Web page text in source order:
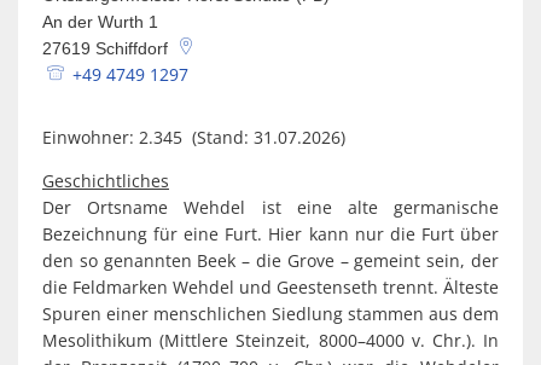
Meldeamt
Schulen
Wildschäden
Wochenmärkte
Wirtschaft
An der Wurth 1
27619 Schiffdorf
+49 4749 1297
Einwohner: 2.345 (Stand: 31.07.2026)
Geschichtliches
Der Ortsname Wehdel ist eine alte germanische
Bezeichnung für eine Furt. Hier kann nur die Furt über
den so genannten Beek – die Grove – gemeint sein, der
die Feldmarken Wehdel und Geestenseth trennt. Älteste
Spuren einer menschlichen Siedlung stammen aus dem
Mesolithikum (Mittlere Steinzeit, 8000–4000 v. Chr.). In